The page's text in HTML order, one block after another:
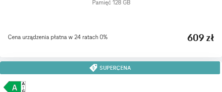
Pamięć 128 GB
Cena urządzenia płatna w 24 ratach 0% 609 zł
SUPERCENA